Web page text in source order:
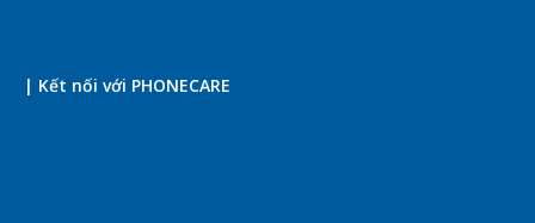
| Kết nối với PHONECARE